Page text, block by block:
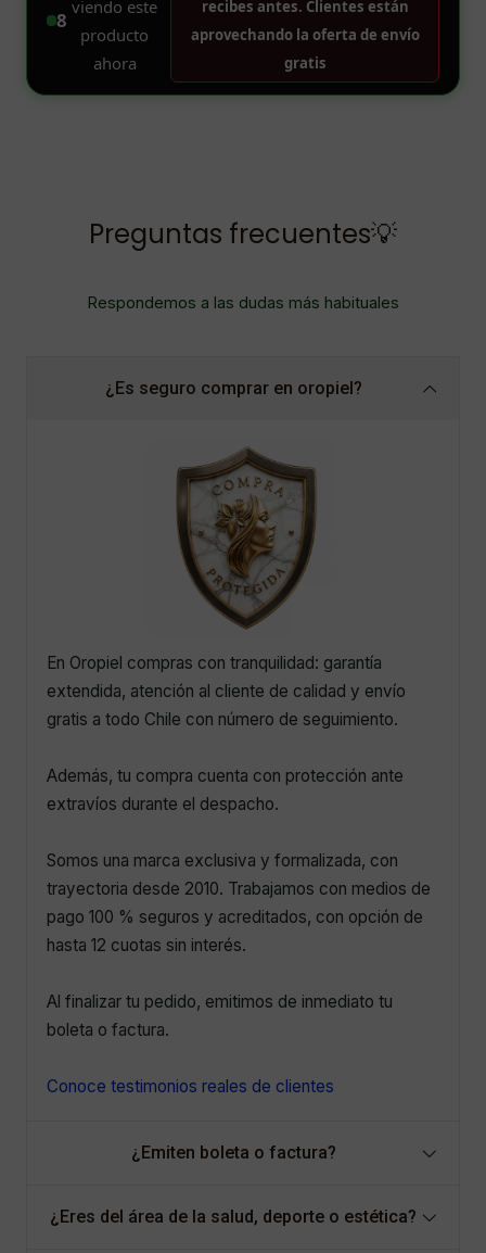
Preguntas frecuentes💡
Respondemos a las dudas más habituales
¿Es seguro comprar en oropiel?
En Oropiel compras con tranquilidad: garantía
extendida, atención al cliente de calidad y envío
gratis a todo Chile con número de seguimiento.
Además, tu compra cuenta con protección ante
extravíos durante el despacho.
Somos una marca exclusiva y formalizada, con
trayectoria desde 2010. Trabajamos con medios de
pago 100 % seguros y acreditados, con opción de
hasta 12 cuotas sin interés.
Al finalizar tu pedido, emitimos de inmediato tu
boleta o factura.
Conoce testimonios reales de clientes
¿Emiten boleta o factura?
¿Eres del área de la salud, deporte o estética?